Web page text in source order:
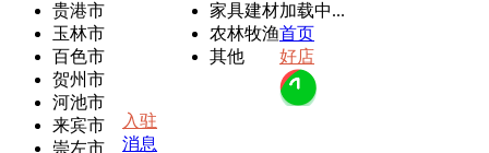
贵港市
玉林市
百色市
贺州市
河池市
来宾市
崇左市
家具建材
农林牧渔
其他
加载中...
首页
好店
入驻
消息